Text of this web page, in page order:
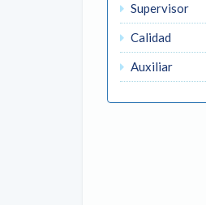
Supervisor
Calidad
Auxiliar